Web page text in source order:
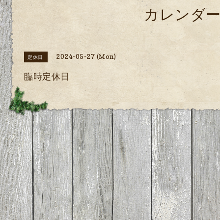
カレンダ
定休日 2024-05-27 (Mon)
臨時定休日